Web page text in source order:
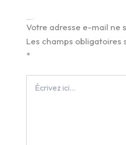
Votre adresse e-mail ne
Les champs obligatoires
*
ici…